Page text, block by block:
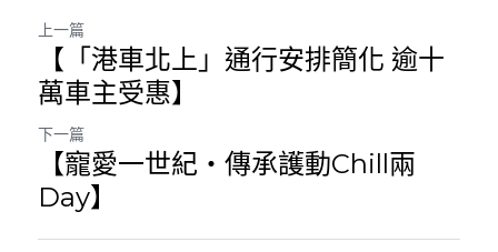
上一篇
【「港車北上」通行安排簡化 逾十
萬車主受惠】
下一篇
【寵愛一世紀・傳承護動Chill兩
Day】